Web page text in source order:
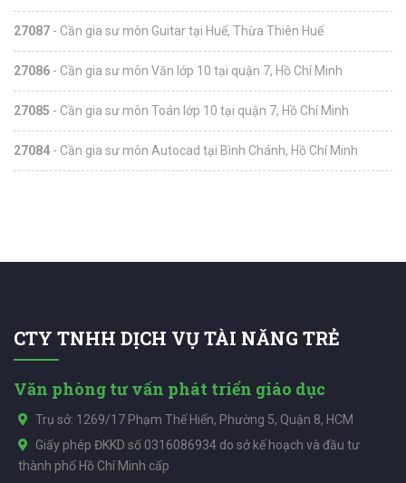
27087 - Cần gia sư môn Guitar tại Huế, Thừa Thiên Huế
27086 - Cần gia sư môn Văn lớp 10 tại quận 7, Hồ Chí Minh
27085 - Cần gia sư môn Toán lớp 10 tại quận 7, Hồ Chí Minh
27084 - Cần gia sư môn Autocad tại Bình Chánh, Hồ Chí Minh
CTY TNHH DỊCH VỤ TÀI NĂNG TRẺ
Văn phòng tư vấn phát triển giáo dục
Trụ sở: 1269/17 Phạm Thế Hiển, Phường 5, Quận 8, HCM
Giấy phép ĐKKD số 0316086934 do sở kế hoạch và đầu tư
thành phố Hồ Chí Minh cấp